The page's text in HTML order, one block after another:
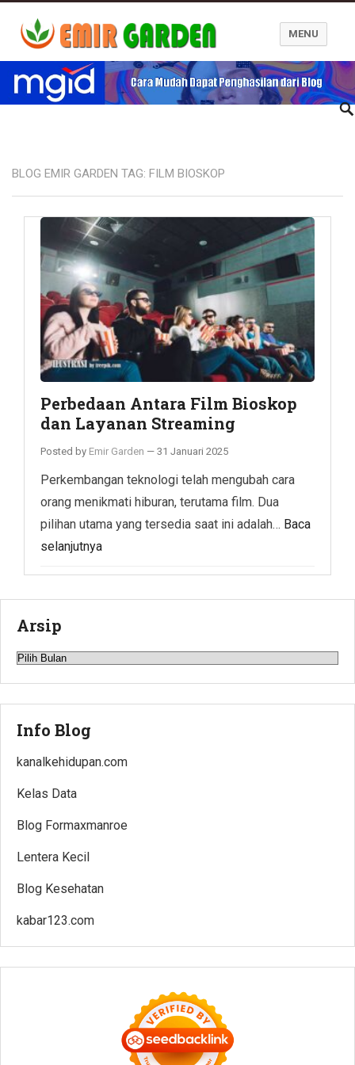
Blog Emir Garden
MENU
BLOG EMIR GARDEN TAG: FILM BIOSKOP
Perbedaan Antara Film Bioskop
dan Layanan Streaming
Posted by Emir Garden — 31 Januari 2025
Perkembangan teknologi telah mengubah cara
orang menikmati hiburan, terutama film. Dua
pilihan utama yang tersedia saat ini adalah… Baca
selanjutnya
Arsip
Arsip
Info Blog
kanalkehidupan.com
Kelas Data
Blog Formaxmanroe
Lentera Kecil
Blog Kesehatan
kabar123.com